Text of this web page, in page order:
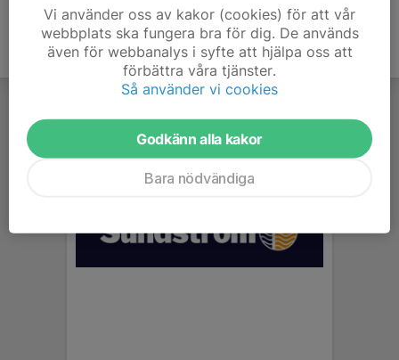
Vi använder oss av kakor (cookies) för att vår
webbplats ska fungera bra för dig. De används
även för webbanalys i syfte att hjälpa oss att
förbättra våra tjänster.
Så använder vi cookies
Godkänn alla kakor
Bara nödvändiga